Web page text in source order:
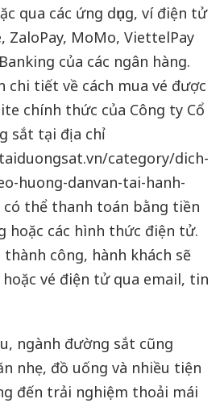
qua các ứng dụng, ví điện tử
ZaloPay, MoMo, ViettelPay
của các ngân hàng.
chi tiết về cách mua vé được
chính thức của Công ty Cổ
sắt tại địa chỉ
category/dich-
huong-danvan-tai-hanh-
có thể thanh toán bằng tiền
hoặc các hình thức điện tử.
công, hành khách sẽ
vé điện tử qua email, tin
ngành đường sắt cũng
nhẹ, đồ uống và nhiều tiện
đến trải nghiệm thoải mái